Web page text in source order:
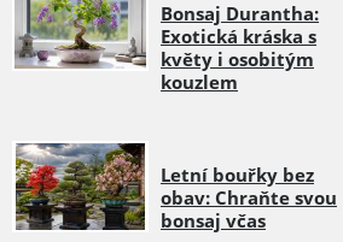
Bonsaj Durantha:
Exotická kráska s
květy i osobitým
kouzlem
Letní bouřky bez
obav: Chraňte svou
bonsaj včas